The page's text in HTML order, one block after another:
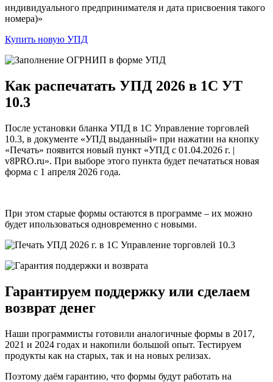
индивидуального предпринимателя и дата присвоения такого
номера)»
Купить новую УПД
Как распечатать УПД 2026 в 1C УТ
10.3
После установки бланка УПД в 1C Управление торговлей
10.3, в документе «УПД выданный» при нажатии на кнопку
«Печать» появится новый пункт «УПД с 01.04.2026 г. |
v8PRO.ru». При выборе этого пункта будет печататься новая
форма с 1 апреля 2026 года.
При этом старые формы остаются в программе – их можно
будет ипользоваться одновременно с новыми.
Гарантируем поддержку или сделаем
возврат денег
Наши программисты готовили аналогичные формы в 2017,
2021 и 2024 годах и накопили большой опыт. Тестируем
продукты как на старых, так и на новых релизах.
Поэтому даём гарантию, что формы будут работать на